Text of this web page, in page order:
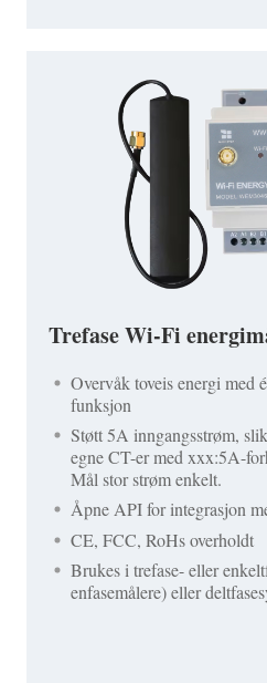
Trefase Wi-Fi
Overvåk toveis energi med
funksjon
Støtt 5A inngangsstrøm,
egne CT-er med xxx:5A-
Mål stor strøm enkelt.
Åpne API for integrasjon
CE, FCC, RoHs overholdt
Brukes i trefase- eller
enfasemålere) eller